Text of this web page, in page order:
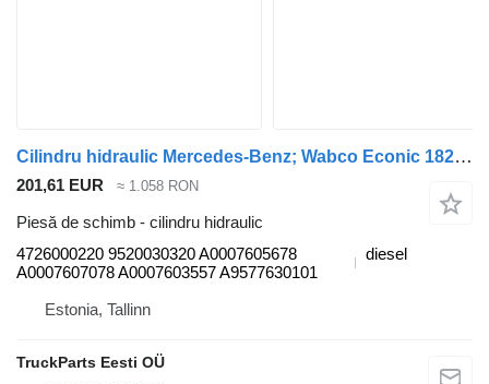
Cilindru hidraulic Mercedes-Benz; Wabco Econic 1828 (01.98-) 4726000220 pentru maşina de gunoi Mercedes-Benz Econic (1998-2014)
201,61 EUR ≈ 1.058 RON
Piesă de schimb - cilindru hidraulic
4726000220 9520030320 A0007605678
A0007607078 A0007603557 A9577630101
diesel
Estonia, Tallinn
TruckParts Eesti OÜ